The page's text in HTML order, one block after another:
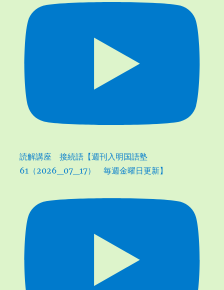
読解講座 接続語【週刊入明国語塾
61（2026_07_17） 毎週金曜日更新】